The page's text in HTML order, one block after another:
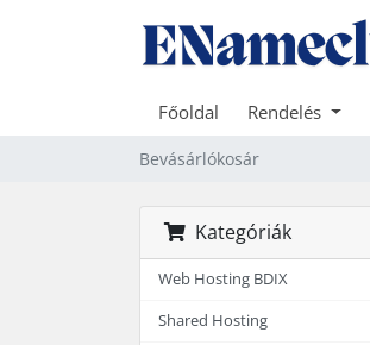
Főoldal Rendelés
Bevásárlókosár
Kategóriák
Web Hosting BDIX
Shared Hosting